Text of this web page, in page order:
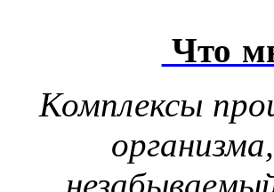
Что
Комплексы